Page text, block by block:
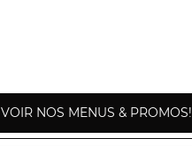
VOIR NOS MENUS & PROMOS!